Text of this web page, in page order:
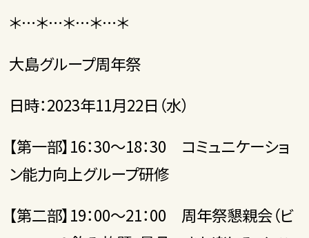
＊…＊…＊…＊…＊
大島グループ周年祭
日時：2023年11月22日（水）
【第一部】16：30～18：30 コミュニケーショ
ン能力向上グループ研修
【第二部】19：00～21：00 周年祭懇親会（ビ